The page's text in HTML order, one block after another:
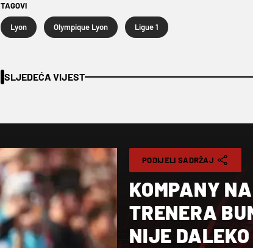
TAGOVI
Lyon Olympique Lyon Ligue 1
SLJEDEĆA VIJEST
PODIJELI SADRŽAJ
KOMPANY
TRENERA
NIJE DALEKO